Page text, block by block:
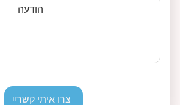
הודעה
צרו איתי קשר